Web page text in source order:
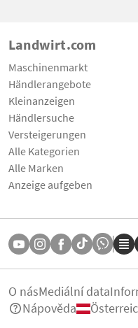
Landwirt.com
Maschinenmarkt
Händlerangebote
Kleinanzeigen
Händlersuche
Versteigerungen
Alle Kategorien
Alle Marken
Anzeige aufgeben
O násMediální data
Nápověda